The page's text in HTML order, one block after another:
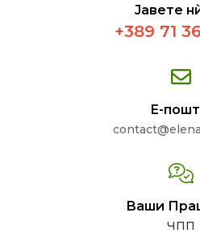
Јавете
+389 71
Е-
Ваши
ЧПП